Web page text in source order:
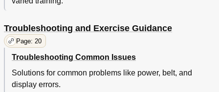
Troubleshooting and Exercise Guidance
Page: 20
Troubleshooting Common Issues
Solutions for common problems like power, belt, and
display errors.